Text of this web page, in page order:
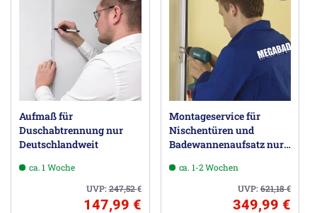
Aufmaß für
Duschabtrennung nur
Deutschlandweit
ca. 1 Woche
UVP:247,52€
147,99 €
Montageservice für
Nischentüren und
Badewannenaufsatz nur
ca. 1-2 Wochen
UVP:621,18€
349,99 €